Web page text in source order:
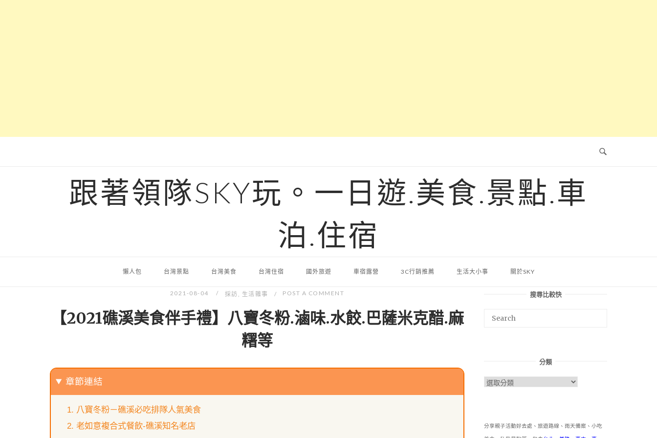
跟著領隊SKY玩。一日遊.美食.景點.車
泊.住宿
懶人包 台灣景點 台灣美食 台灣住宿 國外旅遊 車宿露營 3C行銷推薦 生活大小事 關於SKY
2021-08-04 採訪 , 生活雜事 POST A COMMENT
【2021礁溪美食伴手禮】八寶冬粉.滷味.水餃.巴薩米克醋.麻
糬等
章節連結
八寶冬粉－礁溪必吃排隊人氣美食
老如意複合式餐飲-礁溪知名老店
搜尋比較快
分類
分
分享親子活動好去處、旅遊路線、雨天備案、小吃